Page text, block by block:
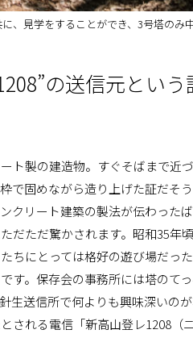
、見学をすることができ、3号塔のみ
の送信元という
ト製の建造物。すぐそばまで近
で固めながら造り上げた証だそ
クリート建築の製法が伝わった
だただ驚かされます。昭和35年
ちにとっては格好の遊び場だっ
す。保存会の事務所には塔のて
生送信所で何よりも興味深いの
される電信「新高山登レ1208（